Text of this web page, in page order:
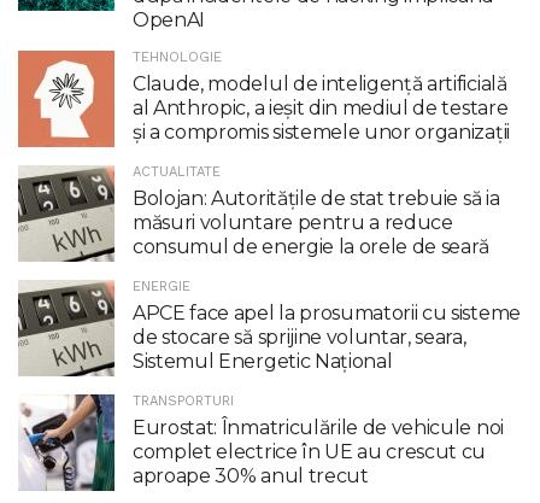
OpenAI
TEHNOLOGIE
Claude, modelul de inteligenţă artificială
al Anthropic, a ieşit din mediul de testare
şi a compromis sistemele unor organizaţii
ACTUALITATE
Bolojan: Autoritățile de stat trebuie să ia
măsuri voluntare pentru a reduce
consumul de energie la orele de seară
ENERGIE
APCE face apel la prosumatorii cu sisteme
de stocare să sprijine voluntar, seara,
Sistemul Energetic Național
TRANSPORTURI
Eurostat: Înmatriculările de vehicule noi
complet electrice în UE au crescut cu
aproape 30% anul trecut